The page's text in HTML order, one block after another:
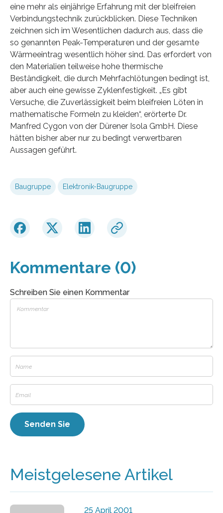
eine mehr als einjährige Erfahrung mit der bleifreien
Verbindungstechnik zurückblicken. Diese Techniken
zeichnen sich im Wesentlichen dadurch aus, dass die
so genannten Peak-Temperaturen und der gesamte
Wärmeeintrag wesentlich höher sind. Das erfordert von
den Materialien teilweise hohe thermische
Beständigkeit, die durch Mehrfachlötungen bedingt ist,
aber auch eine gewisse Zyklenfestigkeit. „Es gibt
Versuche, die Zuverlässigkeit beim bleifreien Löten in
mathematische Formeln zu kleiden“, erörterte Dr.
Manfred Cygon von der Dürener Isola GmbH. Diese
hätten bisher aber nur zu bedingt verwertbaren
Aussagen geführt.
Baugruppe Elektronik-Baugruppe
Kommentare (0)
Schreiben Sie einen Kommentar
Meistgelesene Artikel
25 April 2001